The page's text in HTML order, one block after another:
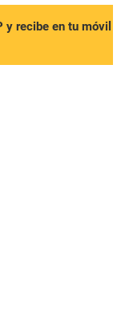
recibe en tu móvil